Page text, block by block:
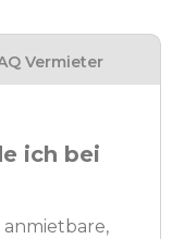
Vermieter
ich bei